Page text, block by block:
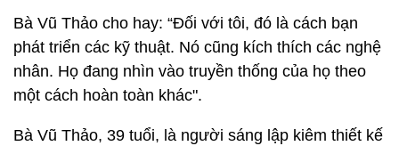
Bà Vũ Thảo cho hay: “Đối với tôi, đó là cách bạn
phát triển các kỹ thuật. Nó cũng kích thích các nghệ
nhân. Họ đang nhìn vào truyền thống của họ theo
một cách hoàn toàn khác".
Bà Vũ Thảo, 39 tuổi, là người sáng lập kiêm thiết kế